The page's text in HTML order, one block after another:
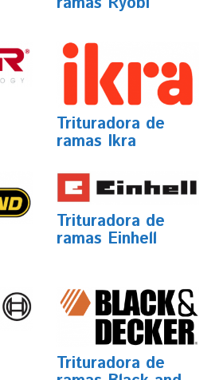
Trituradora de
ramas Ikra
Trituradora de
ramas Einhell
Trituradora de